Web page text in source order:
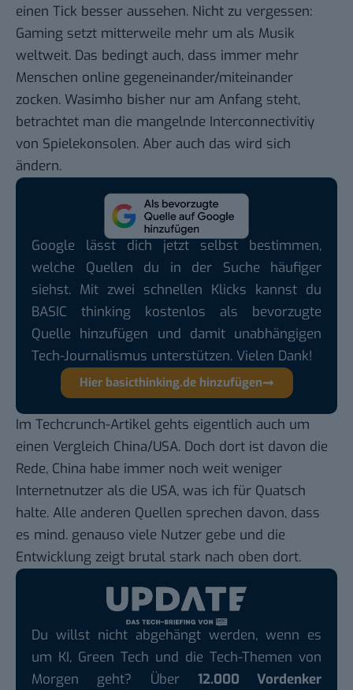
einen Tick besser aussehen. Nicht zu vergessen:
Gaming setzt mitterweile mehr um als Musik
weltweit. Das bedingt auch, dass immer mehr
Menschen online gegeneinander/miteinander
zocken. Wasimho bisher nur am Anfang steht,
betrachtet man die mangelnde Interconnectivitiy
von Spielekonsolen. Aber auch das wird sich
ändern.
Google lässt dich jetzt selbst bestimmen,
welche Quellen du in der Suche häufiger
siehst. Mit zwei schnellen Klicks kannst du
BASIC thinking kostenlos als bevorzugte
Quelle hinzufügen und damit unabhängigen
Tech-Journalismus unterstützen. Vielen Dank!
Hier basicthinking.de hinzufügen
Im Techcrunch-Artikel gehts eigentlich auch um
einen Vergleich China/USA. Doch dort ist davon die
Rede, China habe immer noch weit weniger
Internetnutzer als die USA, was ich für Quatsch
halte. Alle anderen Quellen sprechen davon, dass
es mind. genauso viele Nutzer gebe und die
Entwicklung zeigt brutal stark nach oben dort.
Du willst nicht abgehängt werden, wenn es
um KI, Green Tech und die Tech-Themen von
Morgen geht? Über 12.000 Vordenker